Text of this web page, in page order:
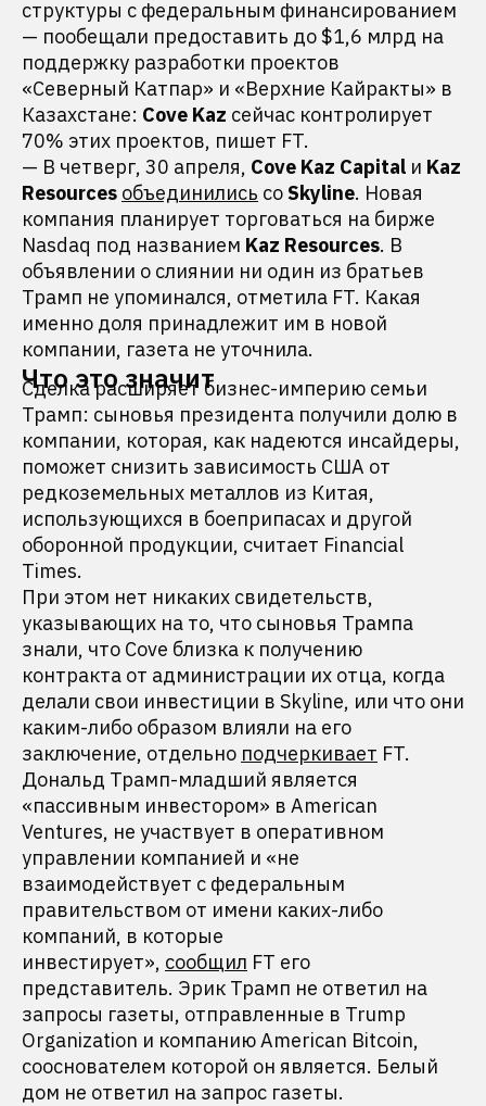
структуры с федеральным финансированием
— пообещали предоставить до $1,6 млрд на
поддержку разработки проектов
«Северный Катпар» и «Верхние Кайракты» в
Казахстане: Cove Kaz сейчас контролирует
70% этих проектов, пишет FT.
— В четверг, 30 апреля, Cove Kaz Capital и Kaz
Resources объединились соSkyline. Новая
компания планирует торговаться на бирже
Nasdaq под названием Kaz Resources. В
объявлении о слиянии ни один из братьев
Трамп не упоминался, отметила FT. Какая
именно доля принадлежит им в новой
компании, газета не уточнила.
Что это значит
Сделка расширяет бизнес-империю семьи
Трамп: сыновья президента получили долю в
компании, которая, как надеются инсайдеры,
поможет снизить зависимость США от
редкоземельных металлов из Китая,
использующихся в боеприпасах и другой
оборонной продукции, считает Financial
Times.
При этом нет никаких свидетельств,
указывающих на то, что сыновья Трампа
знали, что Cove близка к получению
контракта от администрации их отца, когда
делали свои инвестиции в Skyline, или что они
каким-либо образом влияли на его
заключение, отдельно подчеркивает FT.
Дональд Трамп-младший является
«пассивным инвестором» в American
Ventures, не участвует в оперативном
управлении компанией и «не
взаимодействует с федеральным
правительством от имени каких-либо
компаний, в которые
инвестирует», сообщил FT его
представитель. Эрик Трамп не ответил на
запросы газеты, отправленные в Trump
Organization и компанию American Bitcoin,
сооснователем которой он является. Белый
дом не ответил на запрос газеты.